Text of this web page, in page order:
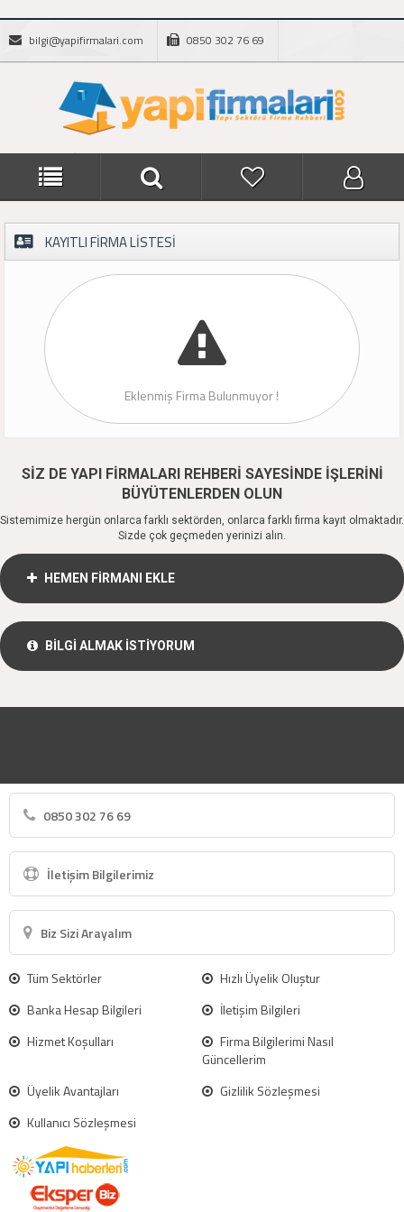
bilgi@yapifirmalari.com 0850 302 76 69
KAYITLI FİRMA LİSTESİ
Eklenmiş Firma Bulunmuyor !
SİZ DE YAPI FİRMALARI REHBERİ SAYESİNDE İŞLERİNİ
BÜYÜTENLERDEN OLUN
Sistemimize hergün onlarca farklı sektörden, onlarca farklı firma kayıt olmaktadır.
Sizde çok geçmeden yerinizi alın.
HEMEN FİRMANI EKLE
BİLGİ ALMAK İSTİYORUM
0850 302 76 69
İletişim Bilgilerimiz
Biz Sizi Arayalım
Tüm Sektörler
Hızlı Üyelik Oluştur
Banka Hesap Bilgileri
İletişim Bilgileri
Hizmet Koşulları
Firma Bilgilerimi Nasıl
Güncellerim
Üyelik Avantajları
Gizlilik Sözleşmesi
Kullanıcı Sözleşmesi